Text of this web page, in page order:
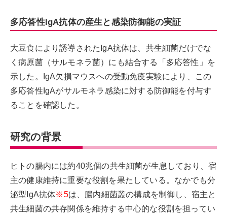
多応答性IgA抗体の産生と感染防御能の実証
大豆食により誘導されたIgA抗体は、共生細菌だけでな
く病原菌（サルモネラ菌）にも結合する「多応答性」を
示した。IgA欠損マウスへの受動免疫実験により、この
多応答性IgAがサルモネラ感染に対する防御能を付与す
ることを確認した。
研究の背景
ヒトの腸内には約40兆個の共生細菌が生息しており、宿
主の健康維持に重要な役割を果たしている。なかでも分
泌型IgA抗体※5は、腸内細菌叢の構成を制御し、宿主と
共生細菌の共存関係を維持する中心的な役割を担ってい